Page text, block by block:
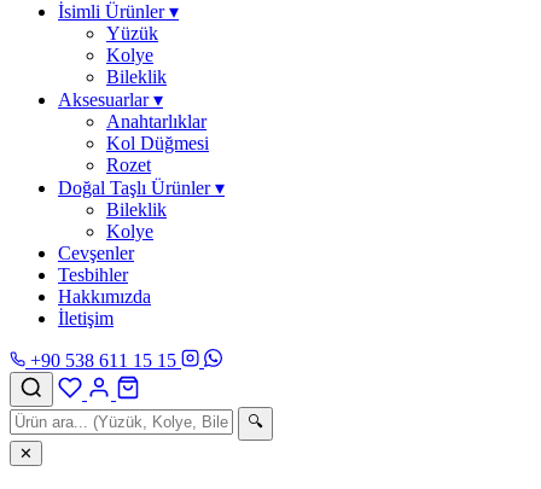
İsimli Ürünler▾
Yüzük
Kolye
Bileklik
Aksesuarlar▾
Anahtarlıklar
Kol Düğmesi
Rozet
Doğal Taşlı Ürünler▾
Bileklik
Kolye
Cevşenler
Tesbihler
Hakkımızda
İletişim
+90 538 611 15 15
🔍
✕